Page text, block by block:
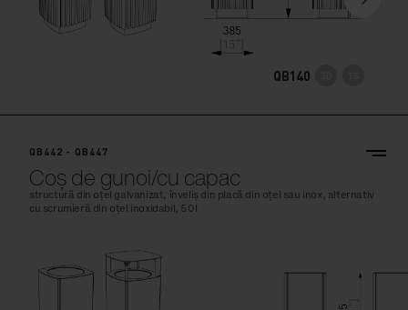
QB140
QB442 - QB447
Coș de gunoi/cu capac
structură din oțel galvanizat, înveliș din placă din oțel sau inox, alternativ
cu scrumieră din oțel inoxidabil, 50l